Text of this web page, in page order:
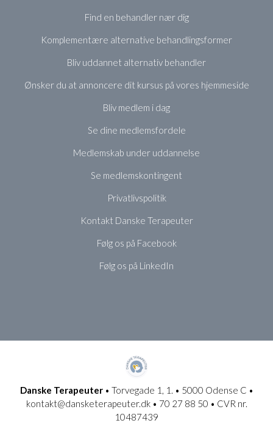
Find en behandler nær dig
Komplementære alternative behandlingsformer
Bliv uddannet alternativ behandler
Ønsker du at annoncere dit kursus på vores hjemmeside
Bliv medlem i dag
Se dine medlemsfordele
Medlemskab under uddannelse
Se medlemskontingent
Privatlivspolitik
Kontakt Danske Terapeuter
Følg os på Facebook
Følg os på LinkedIn
Danske Terapeuter• Torvegade 1, 1. • 5000 Odense C •
kontakt@dansketerapeuter.dk • 70 27 88 50 • CVR nr.
10487439